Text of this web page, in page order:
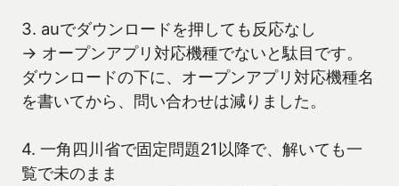
3. auでダウンロードを押しても反応なし
→ オープンアプリ対応機種でないと駄目です。
ダウンロードの下に、オープンアプリ対応機種名
を書いてから、問い合わせは減りました。
4. 一角四川省で固定問題21以降で、解いても一
覧で未のまま